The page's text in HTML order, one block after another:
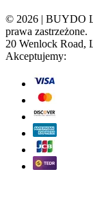
© 2026 | BUYDO
prawa zastrzeżone.
20 Wenlock Road,
Akceptujemy: